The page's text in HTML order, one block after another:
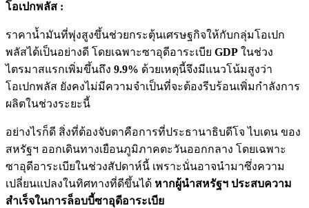
โอเปกพลัส :
ราคาน้ำมันที่พุ่งสูงขึ้นช่วยกระตุ้นเศรษฐกิจให้กับกลุ่มโอเปก
พลัสได้เป็นอย่างดี โดยเฉพาะซาอุดีอาระเบีย GDP ในช่วง
ไตรมาสแรกเพิ่มขึ้นถึง 9.9% ด้วยเหตุนี้จึงมีแนวโน้มสูงว่า
โอเปกพลัส ยังคงไม่มีความจำเป็นที่จะต้องรีบร้อนเพิ่มกำลังการ
ผลิตในช่วงระยะนี้
อย่างไรก็ดี สิ่งที่ต้องจับตาคือการที่ประธานาธิบดีโจ ไบเดน ของ
สหรัฐฯ ออกเดินทางเยือนภูมิภาคตะวันออกกลาง โดยเฉพาะ
ซาอุดีอาระเบียในช่วงสัปดาห์นี้ เพราะนั่นอาจนำมาซึ่งความ
เปลี่ยนแปลงในทิศทางที่ดีขึ้นได้ หากผู้นำสหรัฐฯ ประสบความ
สำเร็จในการล็อบบี้ซาอุดีอาระเบีย